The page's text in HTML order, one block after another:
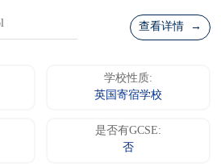
查看详情 →
学校性质:
英国寄宿学校
是否有GCSE:
否